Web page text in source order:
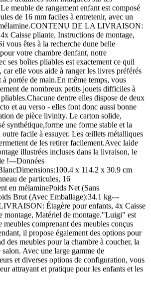
meuble de rangement enfant est composé
de 16 mm faciles à entretenir, avec un
mélamine.CONTENU DE LA LIVRAISON:
Caisse pliante, Instructions de montage,
vous êtes à la recherche dune belle
votre chambre denfant, notre
ses boîtes pliables est exactement ce quil
elle vous aide à ranger les livres préférés
à portée de main.En même temps, vous
de nombreux petits jouets difficiles à
dentre elles dispose de deux
et au verso - elles font donc aussi bonne
de pièce livinity. Le carton solide,
synthétique,forme une forme stable et la
outre facile à essuyer. Les œillets métalliques
de les retirer facilement.Avec laide
illustrées incluses dans la livraison, le
!---Données
x 114.2 x 30.9 cm
de particules, 16
en mélaminePoids Net (Sans
Brut (Avec Emballage):34.1 kg---
Étagère pour enfants, 4x Caisse
montage, Matériel de montage."Luigi" est
meubles comprenant des meubles conçus
il propose également des options pour
des meubles pour la chambre à coucher, la
Avec une large gamme de
et diverses options de configuration, vous
attrayant et pratique pour les enfants et les